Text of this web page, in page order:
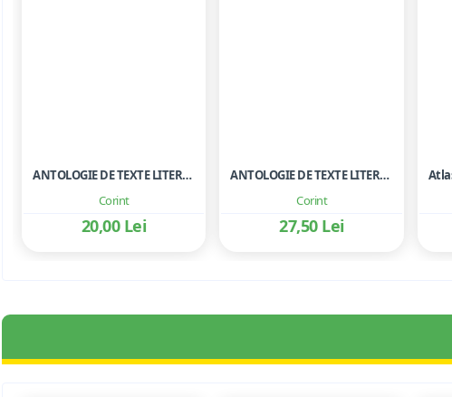
Corint
ANTOLOGIE DE TEXTE LITERARE PENTRU CLASA A III-A
20,00 Lei
Corint
ANTOLOGIE DE TEXTE LITERARE PENTRU CLS. I-II
27,50 Lei